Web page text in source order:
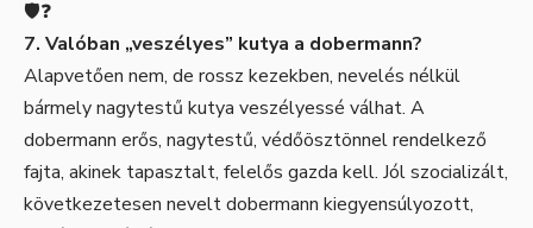
🛡️❓
7. Valóban „veszélyes” kutya a dobermann?
Alapvetően nem, de rossz kezekben, nevelés nélkül
bármely nagytestű kutya veszélyessé válhat. A
dobermann erős, nagytestű, védőösztönnel rendelkező
fajta, akinek tapasztalt, felelős gazda kell. Jól szocializált,
következetesen nevelt dobermann kiegyensúlyozott,